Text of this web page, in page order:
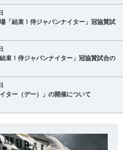
「結束！侍ジャパンナイター」冠協賛試
束！侍ジャパンナイター」冠協賛試合の
ター（デー）」の開催について